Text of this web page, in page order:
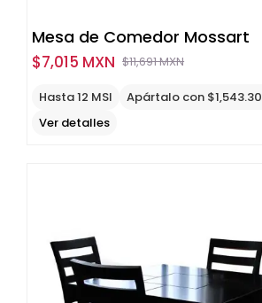
Mesa de Comedor Mossart
$11,691 MXNOriginal
price
$7,015 MXN
Current
price
Hasta 12 MSI
Apártalo con
Ver detalles